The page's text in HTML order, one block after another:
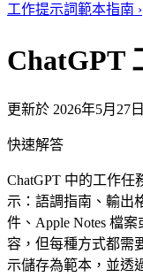
工作提示詞範本指南 ›
ChatGPT
更新於 2026年5月27日
快速解答
ChatGPT 中的工作
示：語調指南、輸出
件、Apple Notes 檔
容，但每種方式都需
示儲存為範本，並透